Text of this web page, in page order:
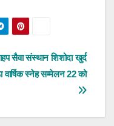
सैवा संस्थान शिशोदा खुर्द
वार्षिक स्नेह सम्मेलन 22 को